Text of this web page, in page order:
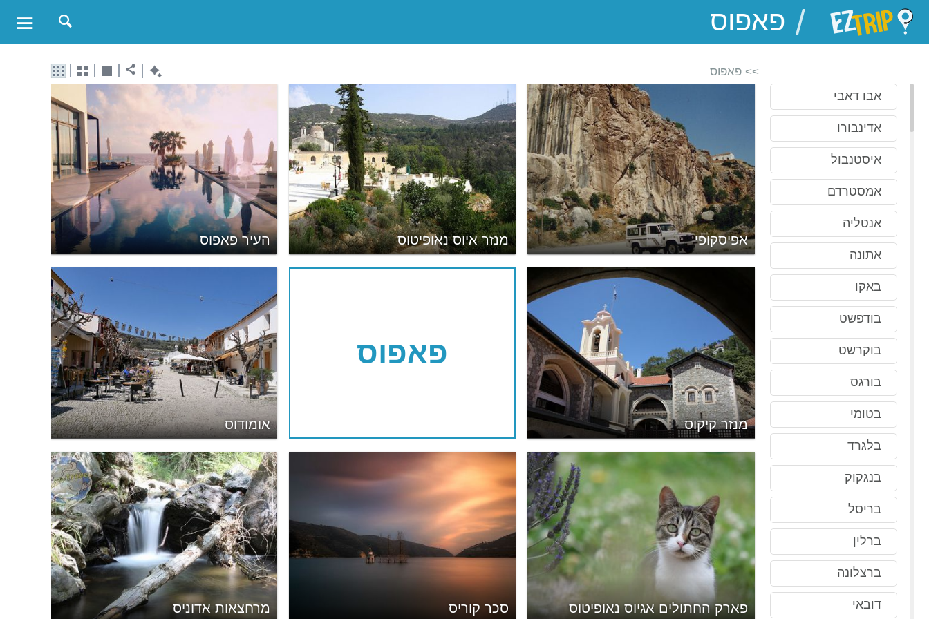
EZTrip
/
אבו דאבי
אדינבורו
איסטנבול
אמסטרדם
אנטליה
אתונה
באקו
בודפשט
בוקרשט
בורגס
בטומי
בלגרד
בנגקוק
בריסל
ברלין
ברצלונה
דובאי
>> פאפוס
העיר פאפוס מנזר איוס נאופיטוס אפיסקופי
אומודוס
פאפוס
מנזר קיקוס
מרחצאות אדוניס סכר קוריס פארק החתולים אגיוס נאופיטוס